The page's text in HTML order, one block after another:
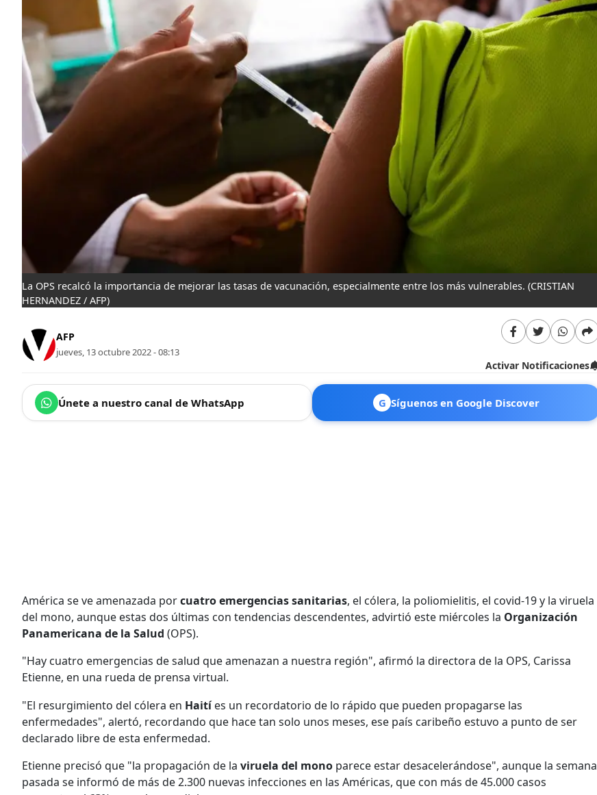
La OPS recalcó la importancia de mejorar las tasas de vacunación, especialmente entre los más vulnerables. (CRISTIAN
HERNANDEZ / AFP)
AFP
jueves, 13 octubre 2022 - 08:13
Activar Notificaciones
Únete a nuestro canal de WhatsApp G Síguenos en Google Discover
América se ve amenazada porcuatro emergencias sanitarias, el cólera, la poliomielitis, el covid-19 y la viruela
del mono, aunque estas dos últimas con tendencias descendentes, advirtió este miércoles la Organización
Panamericana de la Salud (OPS).
"Hay cuatro emergencias de salud que amenazan a nuestra región", afirmó la directora de la OPS, Carissa
Etienne, en una rueda de prensa virtual.
"El resurgimiento del cólera en Haitíes un recordatorio de lo rápido que pueden propagarse las
enfermedades", alertó, recordando que hace tan solo unos meses, ese país caribeño estuvo a punto de ser
declarado libre de esta enfermedad.
Etienne precisó que "la propagación de la viruela del mono parece estar desacelerándose", aunque la semana
pasada se informó de más de 2.300 nuevas infecciones en las Américas, que con más de 45.000 casos